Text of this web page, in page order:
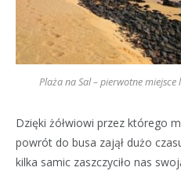
Plaża na Sal – pierwotne
Dzięki żółwiowi przez którego
powrót do busa zajął dużo
kilka samic zaszczyciło nas